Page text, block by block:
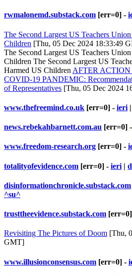
rwmalonemd.substack.com [err=0] -
The Second Largest US Teachers
Children [Thu, 05 Dec 2024 18:33:49
The Second Largest US Teachers
Children The Second Largest US
Harmed US Children AFTER
COVID-19 PANDEMIC:
of Representatives [Thu, 05 Dec 2024
www.thefreemind.co.uk [err=0] - ieri |
news.rebekahbarnett.com.au [err=0] -
www.freedom-research.org [err=0] -
totalityofevidence.com [err=0] - ieri |
disinformationchronicle.substack.com
^su^
trusttheevidence.substack.com
Revisiting The Pictures of Doom [Thu,
GMT]
www.illusionconsensus.com [err=0] -